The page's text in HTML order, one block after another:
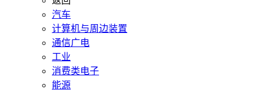
汽车
计算机与周边装置
通信广电
工业
消费类电子
能源